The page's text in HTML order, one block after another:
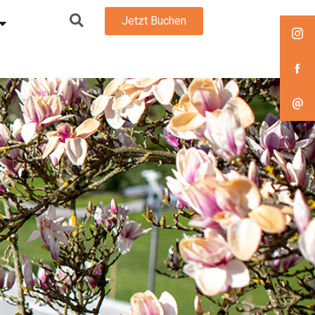
Jetzt Buchen